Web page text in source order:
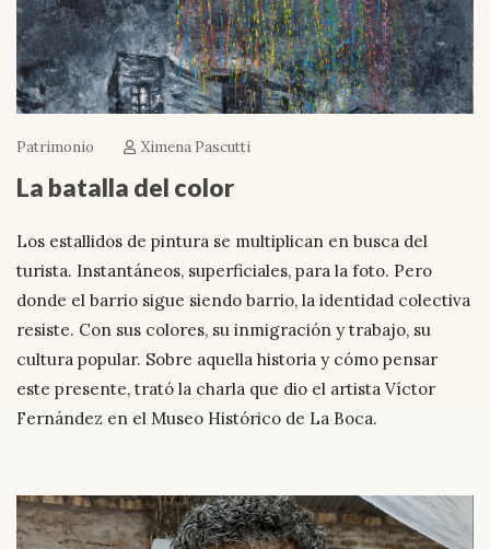
Patrimonio Ximena Pascutti
La batalla del color
Los estallidos de pintura se multiplican en busca del
turista. Instantáneos, superficiales, para la foto. Pero
donde el barrio sigue siendo barrio, la identidad colectiva
resiste. Con sus colores, su inmigración y trabajo, su
cultura popular. Sobre aquella historia y cómo pensar
este presente, trató la charla que dio el artista Víctor
Fernández en el Museo Histórico de La Boca.